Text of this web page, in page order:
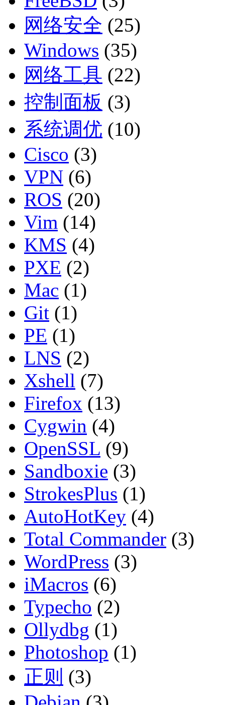
网络安全 (25)
Windows (35)
网络工具 (22)
控制面板 (3)
系统调优 (10)
Cisco (3)
VPN (6)
ROS (20)
Vim (14)
KMS (4)
PXE (2)
Mac (1)
Git (1)
PE (1)
LNS (2)
Xshell (7)
Firefox (13)
Cygwin (4)
OpenSSL (9)
Sandboxie (3)
StrokesPlus (1)
AutoHotKey (4)
Total Commander (3)
WordPress (3)
iMacros (6)
Typecho (2)
Ollydbg (1)
Photoshop (1)
正则 (3)